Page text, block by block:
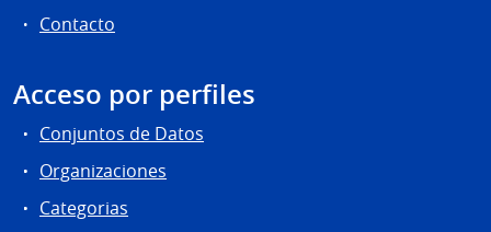
Contacto
Acceso por perfiles
Conjuntos de Datos
Organizaciones
Categorias